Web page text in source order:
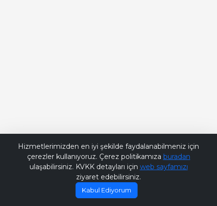
Hizmetlerimizden en iyi şekilde faydalanabilmeniz için
çerezler kullanıyoruz. Çerez politikamıza buradan
ulaşabilirsiniz. KVKK detayları için web sayfamızı
ziyaret edebilirsiniz.
Kabul Ediyorum
Bana Soru Sor | Ask Me